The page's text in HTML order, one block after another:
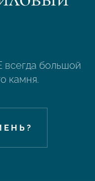
всегда большой
камня.